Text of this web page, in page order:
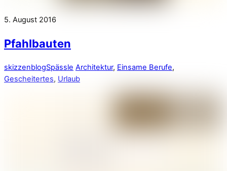
5. August 2016
Pfahlbauten
skizzenblogSpässle Architektur, Einsame Berufe,
Gescheitertes, Urlaub